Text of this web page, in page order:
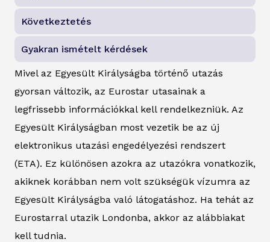
Következtetés
Gyakran ismételt kérdések
Mivel az Egyesült Királyságba történő utazás
gyorsan változik, az Eurostar utasainak a
legfrissebb információkkal kell rendelkezniük. Az
Egyesült Királyságban most vezetik be az új
elektronikus utazási engedélyezési rendszert
(ETA). Ez különösen azokra az utazókra vonatkozik,
akiknek korábban nem volt szükségük vízumra az
Egyesült Királyságba való látogatáshoz. Ha tehát az
Eurostarral utazik Londonba, akkor az alábbiakat
kell tudnia.